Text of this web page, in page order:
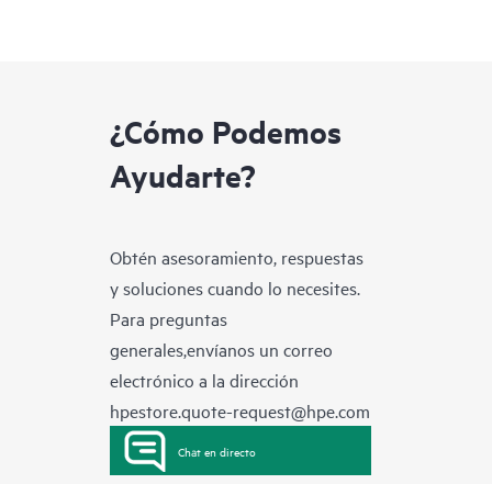
¿Cómo Podemos
Ayudarte?
Obtén asesoramiento, respuestas
y soluciones cuando lo necesites.
Para preguntas
generales,envíanos un correo
electrónico a la dirección
hpestore.quote-request@hpe.com
Chat en directo